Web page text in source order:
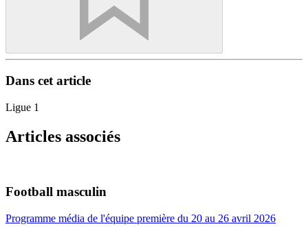
Dans cet article
Ligue 1
Articles associés
Football masculin
Programme média de l'équipe première du 20 au 26 avril 2026